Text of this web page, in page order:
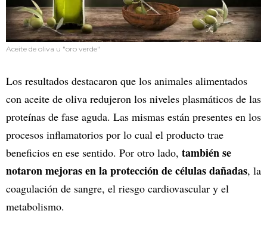
Aceite de oliva u "oro verde"
Los resultados destacaron que los animales alimentados
con aceite de oliva redujeron los niveles plasmáticos de las
proteínas de fase aguda. Las mismas están presentes en los
procesos inflamatorios por lo cual el producto trae
beneficios en ese sentido. Por otro lado, también se
notaron mejoras en la protección de células dañadas, la
coagulación de sangre, el riesgo cardiovascular y el
metabolismo.